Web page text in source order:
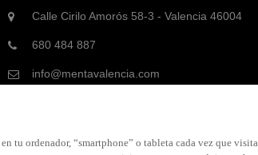
Calle Cirilo Amorós 58-3 - Valencia 46004
680 484 887
info@mentavalencia.com
tu ordenador, “smartphone” o tableta cada vez que